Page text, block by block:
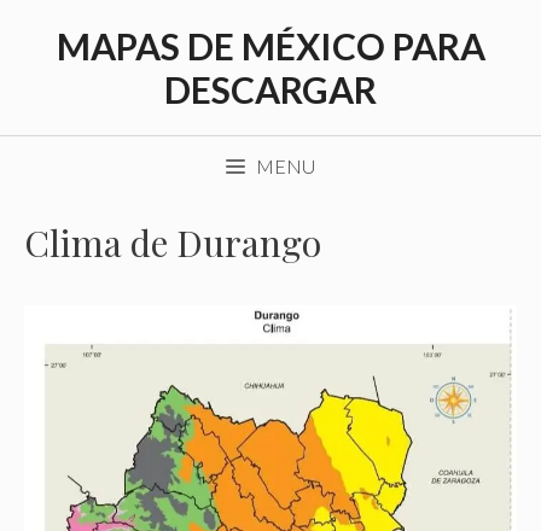
MAPAS DE MÉXICO PARA
DESCARGAR
MENU
Clima de Durango